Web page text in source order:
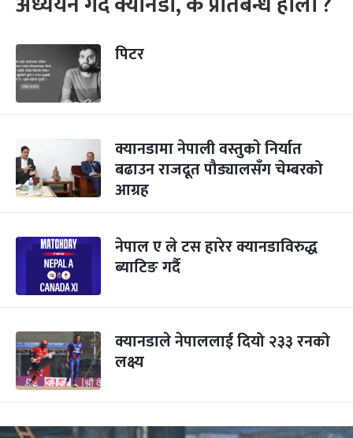
पिटर
क्यानडामा नेपाली वस्तुकाे निर्यात
बढाउन राजदूत पौड्यालसँग चेम्बरको
आग्रह
नेपाल ए ले टस हारेर क्यानडाविरुद्ध
ब्याटिङ गर्दै
क्यानडाले नेपाललाई दियो २३३ रनको
लक्ष्य